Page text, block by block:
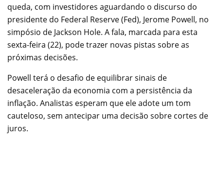
queda, com investidores aguardando o discurso do
presidente do Federal Reserve (Fed), Jerome Powell, no
simpósio de Jackson Hole. A fala, marcada para esta
sexta-feira (22), pode trazer novas pistas sobre as
próximas decisões.
Powell terá o desafio de equilibrar sinais de
desaceleração da economia com a persistência da
inflação. Analistas esperam que ele adote um tom
cauteloso, sem antecipar uma decisão sobre cortes de
juros.